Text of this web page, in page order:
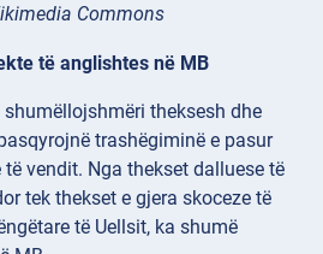
Commons
të anglishtes në MB
theksesh dhe
trashëgiminë e pasur
vendit. Nga thekset dalluese të
tek thekset e gjera skoceze të
të Uellsit, ka shumë